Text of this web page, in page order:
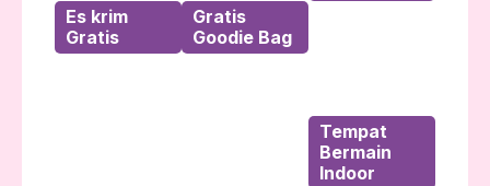
Es krim
Gratis
Gratis
Goodie Bag
Tempat
Bermain
Indoor